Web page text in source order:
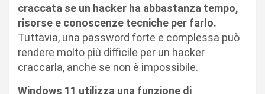
craccata se un hacker ha abbastanza tempo,
risorse e conoscenze tecniche per farlo.
Tuttavia, una password forte e complessa può
rendere molto più difficile per un hacker
craccarla, anche se non è impossibile.
Windows 11 utilizza una funzione di